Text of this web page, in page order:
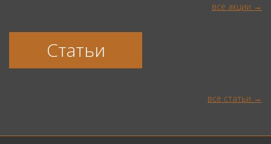
все акции
Статьи
все статьи